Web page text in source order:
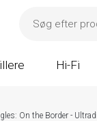
Hi-Fi
On the Border -